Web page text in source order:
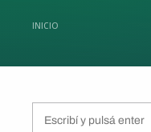
INICIO